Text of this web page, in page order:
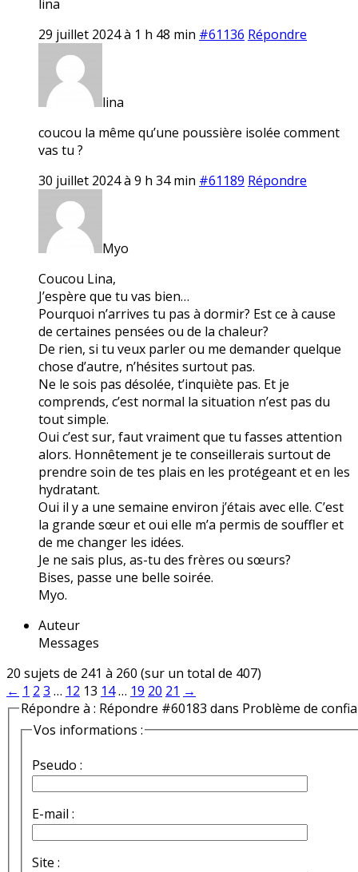
lina
29 juillet 2024 à 1 h 48 min #61136 Répondre
lina
coucou la même qu’une poussière isolée comment
vas tu ?
30 juillet 2024 à 9 h 34 min #61189 Répondre
Myo
Coucou Lina,
J’espère que tu vas bien…
Pourquoi n’arrives tu pas à dormir? Est ce à cause
de certaines pensées ou de la chaleur?
De rien, si tu veux parler ou me demander quelque
chose d’autre, n’hésites surtout pas.
Ne le sois pas désolée, t’inquiète pas. Et je
comprends, c’est normal la situation n’est pas du
tout simple.
Oui c’est sur, faut vraiment que tu fasses attention
alors. Honnêtement je te conseillerais surtout de
prendre soin de tes plais en les protégeant et en les
hydratant.
Oui il y a une semaine environ j’étais avec elle. C’est
la grande sœur et oui elle m’a permis de souffler et
de me changer les idées.
Je ne sais plus, as-tu des frères ou sœurs?
Bises, passe une belle soirée.
Myo.
Auteur
Messages
20 sujets de 241 à 260 (sur un total de 407)
← 1 2 3 … 12 13 14… 19 20 21 →
Répondre à : Répondre #60183 dans Problème de
Vos informations :
Pseudo :
E-mail :
Site :